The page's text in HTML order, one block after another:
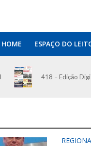
HOME ESPAÇO DO
418 – Edição